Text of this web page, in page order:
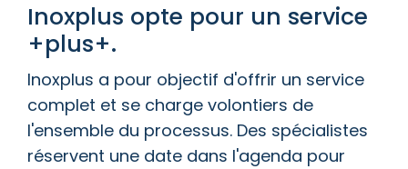
Inoxplus opte pour un service
+plus+.
Inoxplus a pour objectif d'offrir un service
complet et se charge volontiers de
l'ensemble du processus. Des spécialistes
réservent une date dans l'agenda pour